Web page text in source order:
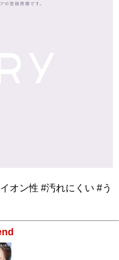
オン性 #汚れにくい #う